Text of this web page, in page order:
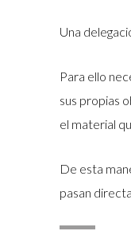
Una
Para ello
sus propias
el material
De esta
pasan